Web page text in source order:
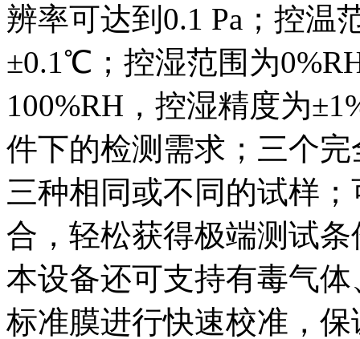
辨率可达到0.1 Pa；控
±0.1℃；控湿范围为
100%RH，控湿精度为
件下的检测需求；三个
三种相同或不同的试样
合，轻松获得极端测试
本设备还可支持有毒气
标准膜进行快速校准，